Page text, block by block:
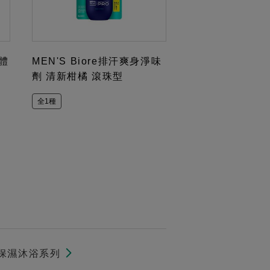
MEN'S Biore排汗爽身淨味
劑 清新柑橘 滾珠型
全1種
濕沐浴系列